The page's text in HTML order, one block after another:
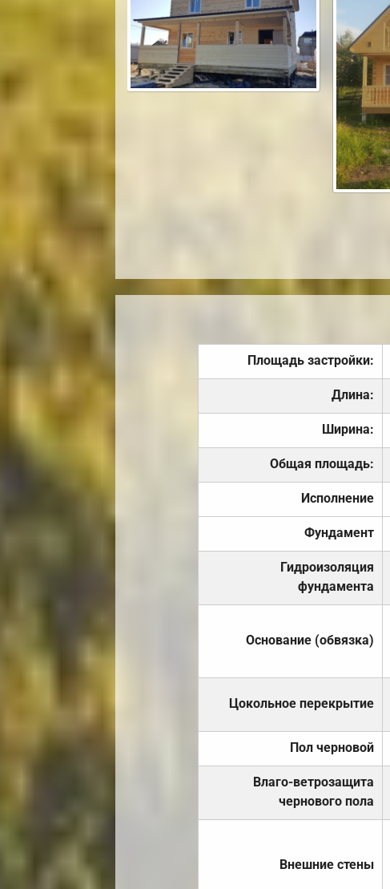
Площадь застройки:
Длина:
Ширина:
Общая площадь:
Исполнение
Фундамент
Гидроизоляция
фундамента
Основание (обвязка)
Цокольное перекрытие
Пол черновой
Влаго-ветрозащита
чернового пола
Внешние стены